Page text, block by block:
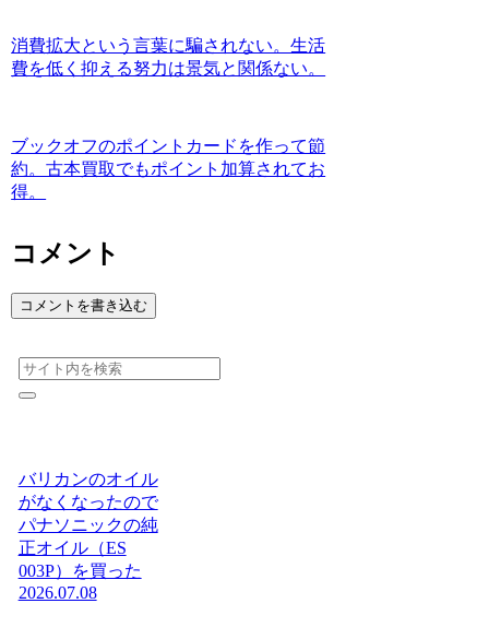
消費拡大という言葉に騙されない。生活
費を低く抑える努力は景気と関係ない。
ブックオフのポイントカードを作って節
約。古本買取でもポイント加算されてお
得。
コメント
コメントを書き込む
バリカンのオイル
がなくなったので
パナソニックの純
正オイル（ES
003P）を買った
2026.07.08